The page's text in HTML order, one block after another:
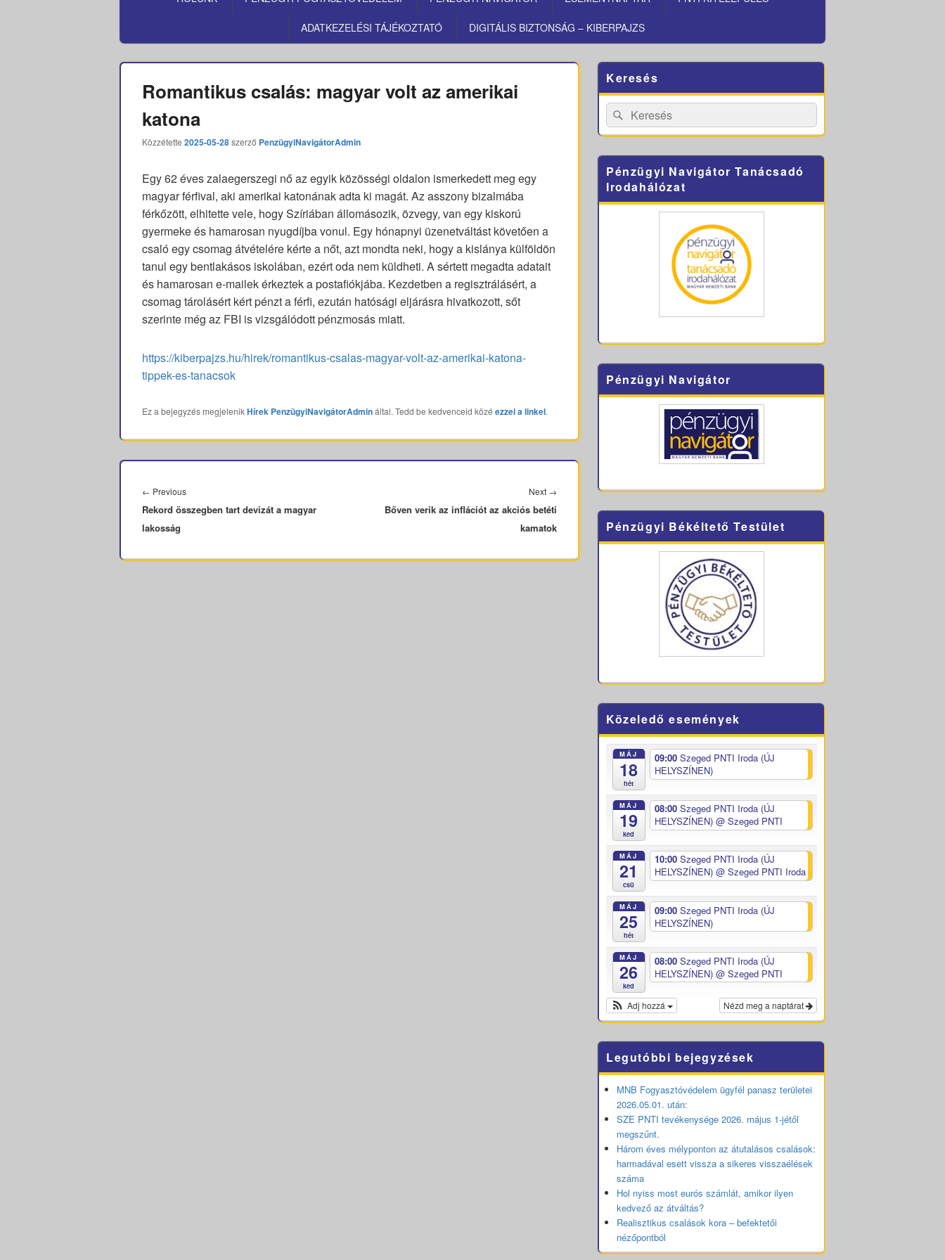
ADATKEZELÉSI TÁJÉKOZTATÓ DIGITÁLIS BIZTONSÁG – KIBERPAJZS
Romantikus csalás: magyar volt az amerikai
katona
Közzétette 2025-05-28szerző PenzügyiNavigátorAdmin
Egy 62 éves zalaegerszegi nő az egyik közösségi oldalon ismerkedett meg egy
magyar férfival, aki amerikai katonának adta ki magát. Az asszony bizalmába
férkőzött, elhitette vele, hogy Szíriában állomásozik, özvegy, van egy kiskorú
gyermeke és hamarosan nyugdíjba vonul. Egy hónapnyi üzenetváltást követően a
csaló egy csomag átvételére kérte a nőt, azt mondta neki, hogy a kislánya külföldön
tanul egy bentlakásos iskolában, ezért oda nem küldheti. A sértett megadta adatait
és hamarosan e-mailek érkeztek a postafiókjába. Kezdetben a regisztrálásért, a
csomag tárolásért kért pénzt a férfi, ezután hatósági eljárásra hivatkozott, sőt
szerinte még az FBI is vizsgálódott pénzmosás miatt.
https://kiberpajzs.hu/hirek/romantikus-csalas-magyar-volt-az-amerikai-katona-
tippek-es-tanacsok
Ez a bejegyzés megjelenikHírek PenzügyiNavigátorAdmináltal. Tedd be kedvenceid közé ezzel a linkel.
navigáció
← PreviousPrevious
post:
Rekord összegben tart devizát a magyar
lakosság
Next →
Bőven verik az inflációt az akciós betéti
kamatok
Sidebar
Widget
Area
Keresés
Search
for:
Search
Pénzügyi Navigátor Tanácsadó
Irodahálózat
Pénzügyi Navigátor
Pénzügyi Békéltető Testület
Közeledő események
MÁJ
18
hét
09:00 Szeged PNTI Iroda (ÚJ
HELYSZÍNEN)
MÁJ
19
ked
08:00 Szeged PNTI Iroda (ÚJ
HELYSZÍNEN) @ Szeged PNTI
MÁJ
21
csü
10:00 Szeged PNTI Iroda (ÚJ
HELYSZÍNEN) @ Szeged PNTI Iroda
MÁJ
25
hét
09:00 Szeged PNTI Iroda (ÚJ
HELYSZÍNEN)
MÁJ
26
ked
08:00 Szeged PNTI Iroda (ÚJ
HELYSZÍNEN) @ Szeged PNTI
Nézd meg a naptárat
Adj hozzá
Legutóbbi bejegyzések
MNB Fogyasztóvédelem ügyfél panasz területei
2026.05.01. után:
SZE PNTI tevékenysége 2026. május 1-jétől
megszűnt.
Három éves mélyponton az átutalásos csalások:
harmadával esett vissza a sikeres visszaélések
száma
Hol nyiss most eurós számlát, amikor ilyen
kedvező az átváltás?
Realisztikus csalások kora – befektetői
nézőpontból